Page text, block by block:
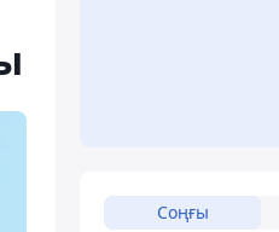
Соңғы